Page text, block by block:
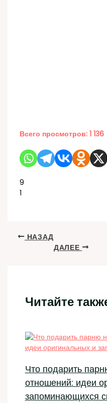
Всего просмотров: 1 136
9
1
НАЗАД
ДАЛЕЕ
Читайте
Что подарить
отношений: идеи
запоминающихся